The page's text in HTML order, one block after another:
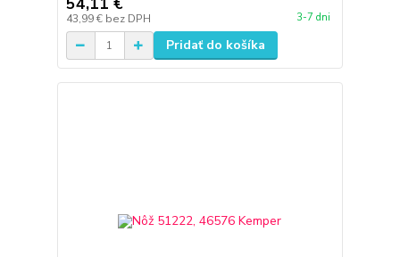
43,99 € bez DPH 3-7 dni
Pridať do košíka